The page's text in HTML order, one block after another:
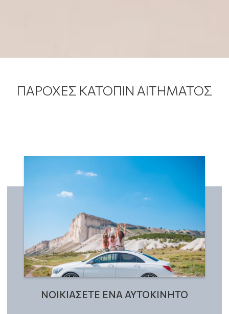
ΠΑΡΟΧΕΣ ΚΑΤΟΠΙΝ ΑΙΤΗΜΑΤΟΣ
ΝΟΙΚΙΑΣΕΤΕ ΕΝΑ ΑΥΤΟΚΙΝΗΤΟ